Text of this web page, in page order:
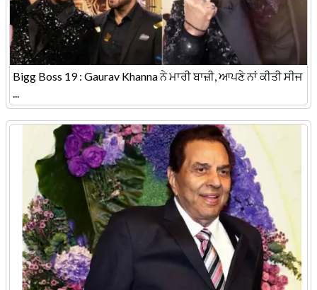
Bigg Boss 19 : Gaurav Khanna ਨੇ ਮਾਰੀ ਬਾਜ਼ੀ, ਆਪਣੇ ਨਾਂ ਕੀਤੀ ਸੀਜ
...